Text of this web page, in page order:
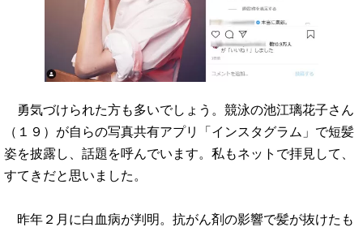
勇気づけられた方も多いでしょう。競泳の池江璃花子さん
（１９）が自らの写真共有アプリ「インスタグラム」で短髪
姿を披露し、話題を呼んでいます。私もネットで拝見して、
すてきだと思いました。
昨年２月に白血病が判明。抗がん剤の影響で髪が抜けたも